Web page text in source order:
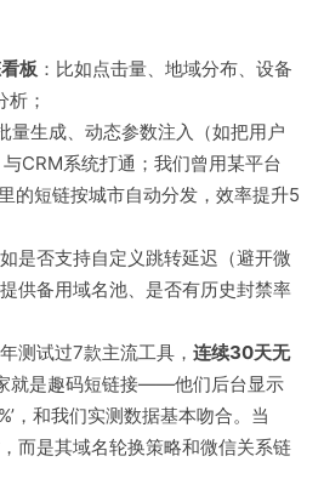
板 ：比如点击量、地域分布、设备
；
量生成、动态参数注入（如把用户
CRM系统打通；我们曾用某平台
的短链按城市自动分发，效率提升5
如是否支持自定义跳转延迟（避开微
供备用域名池、是否有历史封禁率
测试过7款主流工具， 连续30天无
就是趣码短链接——他们后台显示
，和我们实测数据基本吻合。当
而是其域名轮换策略和微信关系链